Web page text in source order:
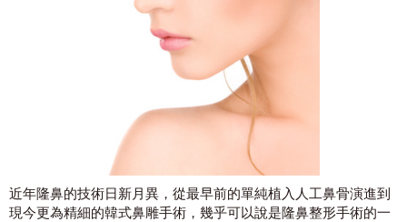
近年隆鼻的技術日新月異，從最早前的單純植入人工鼻骨演進到
現今更為精細的韓式鼻雕手術，幾乎可以說是隆鼻整形手術的一